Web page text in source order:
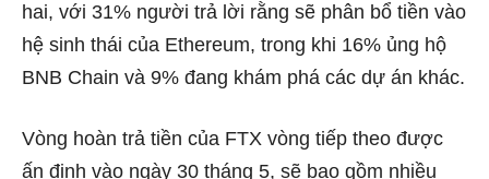
hai, với 31% người trả lời rằng sẽ phân bổ tiền vào
hệ sinh thái của Ethereum, trong khi 16% ủng hộ
BNB Chain và 9% đang khám phá các dự án khác.
Vòng hoàn trả tiền của FTX vòng tiếp theo được
ấn định vào ngày 30 tháng 5, sẽ bao gồm nhiều